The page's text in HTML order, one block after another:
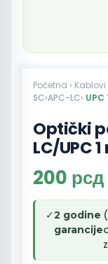
Početna › Kablovi
SC›APC-LC› UPC
Optički
LC/UPC
200 рсд
✓2 godine
garancije